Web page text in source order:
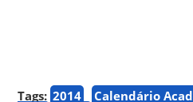
Tags: 2014 Calendário